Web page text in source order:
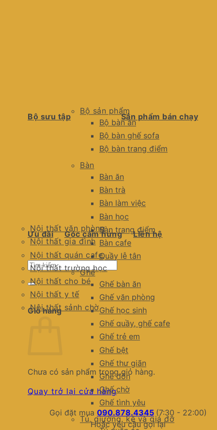
Bộ sản phẩm
Bộ bàn ăn
Bộ bàn ghế sofa
Bộ bàn trang điểm
Bàn
Bàn ăn
Bàn trà
Bàn làm việc
Bàn học
Bàn trang điểm
Bàn cafe
Quầy lễ tân
Ghế
Ghế bàn ăn
Ghế văn phòng
Ghế học sinh
Ghế quầy, ghế cafe
Ghế trẻ em
Ghế bệt
Ghế thư giãn
Ghế đôn
Ghế chờ
Ghế tình yêu
Tủ, giường, kệ và giá đỡ
Bộ sưu tập
Nội thất văn phòng
Nội thất gia đình
Nội thất quán cafe
Nội thất trường học
Nội thất cho bé
Nội thất y tế
Nội thất sảnh chờ
Sản phẩm bán chạy
Ưu đãi Góc cảm hứng Liên hệ
Tìm
kiếm:
Giỏ hàng
Chưa có sản phẩm trong giỏ hàng.
Quay trở lại cửa hàng
Gọi đặt mua 090.878.4345 (7:30 - 22:00)
Hoặc yêu cầu gọi lại